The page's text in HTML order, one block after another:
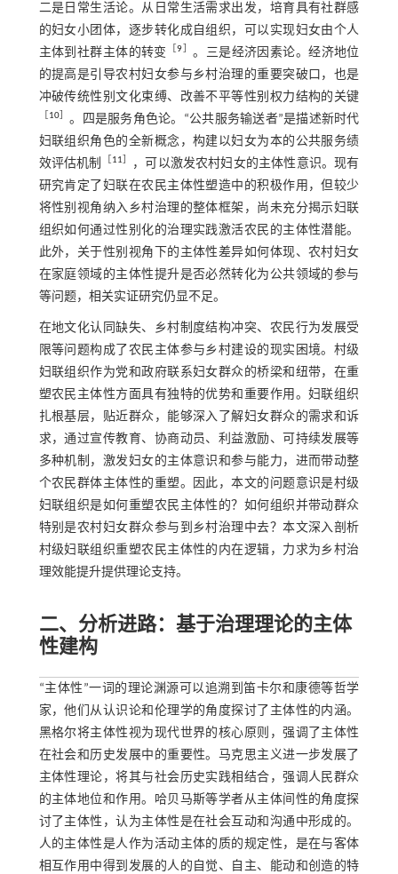
二是日常生活论。从日常生活需求出发，培育具有社群感
的妇女小团体，逐步转化成自组织，可以实现妇女由个人
主体到社群主体的转变
［9
。三是经济因素论。经济地位
的提高是引导农村妇女参与乡村治理的重要突破口，也是
冲破传统性别文化束缚、改善不平等性别权力结构的关键
10］ 。四是服务角色论。“公共服务输送者”是描述新时代
妇联组织角色的全新概念，构建以妇女为本的公共服务绩
效评估机制
11
，可以激发农村妇女的主体性意识。现有
研究肯定了妇联在农民主体性塑造中的积极作用，但较少
将性别视角纳入乡村治理的整体框架，尚未充分揭示妇联
组织如何通过性别化的治理实践激活农民的主体性潜能。
此外，关于性别视角下的主体性差异如何体现、农村妇女
在家庭领域的主体性提升是否必然转化为公共领域的参与
等问题，相关实证研究仍显不足。
在地文化认同缺失、乡村制度结构冲突、农民行为发展受
限等问题构成了农民主体参与乡村建设的现实困境。村级
妇联组织作为党和政府联系妇女群众的桥梁和纽带，在重
塑农民主体性方面具有独特的优势和重要作用。妇联组织
扎根基层，贴近群众，能够深入了解妇女群众的需求和诉
求，通过宣传教育、协商动员、利益激励、可持续发展等
多种机制，激发妇女的主体意识和参与能力，进而带动整
个农民群体主体性的重塑。因此，本文的问题意识是村级
妇联组织是如何重塑农民主体性的？如何组织并带动群众
特别是农村妇女群众参与到乡村治理中去？本文深入剖析
村级妇联组织重塑农民主体性的内在逻辑，力求为乡村治
理效能提升提供理论支持。
二、分析进路：基于治理理论的主体
性建构
“主体性”一词的理论渊源可以追溯到笛卡尔和康德等哲学
家，他们从认识论和伦理学的角度探讨了主体性的内涵。
黑格尔将主体性视为现代世界的核心原则，强调了主体性
在社会和历史发展中的重要性。马克思主义进一步发展了
主体性理论，将其与社会历史实践相结合，强调人民群众
的主体地位和作用。哈贝马斯等学者从主体间性的角度探
讨了主体性，认为主体性是在社会互动和沟通中形成的。
人的主体性是人作为活动主体的质的规定性，是在与客体
相互作用中得到发展的人的自觉、自主、能动和创造的特